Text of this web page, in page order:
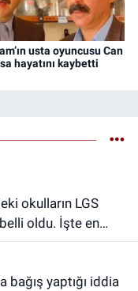
usta oyuncusu Can
hayatını kaybetti
oldu. İşte en